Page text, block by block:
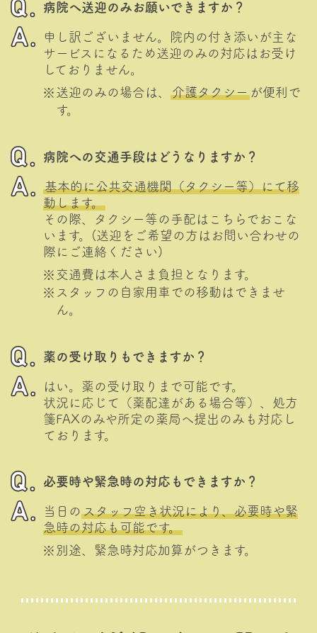
病院へ送迎のみお願いできますか？
申し訳ございません。院内の付き添いが主な
サービスになるため送迎のみの対応はお受け
しておりません。
送迎のみの場合は、
介護タクシー が便利で
す。
病院への交通手段はどうなりますか？
基本的に公共交通機関（タクシー等）にて移
動します。
その際、タクシー等の手配はこちらでおこな
います。(送迎をご希望の方はお問い合わせの
際にご連絡ください)
交通費は本人さま負担となります。
スタッフの自家用車での移動はできませ
ん。
薬の受け取りもできますか？
はい。薬の受け取りまで可能です。
状況に応じて（薬配達がある場合等）、処方
箋FAXのみや所定の薬局へ提出のみも対応し
ております。
必要時や緊急時の対応もできますか？
当日の スタッフ空き状況により、必要時や緊
急時の対応も可能です。
別途、緊急時対応加算がつきます。